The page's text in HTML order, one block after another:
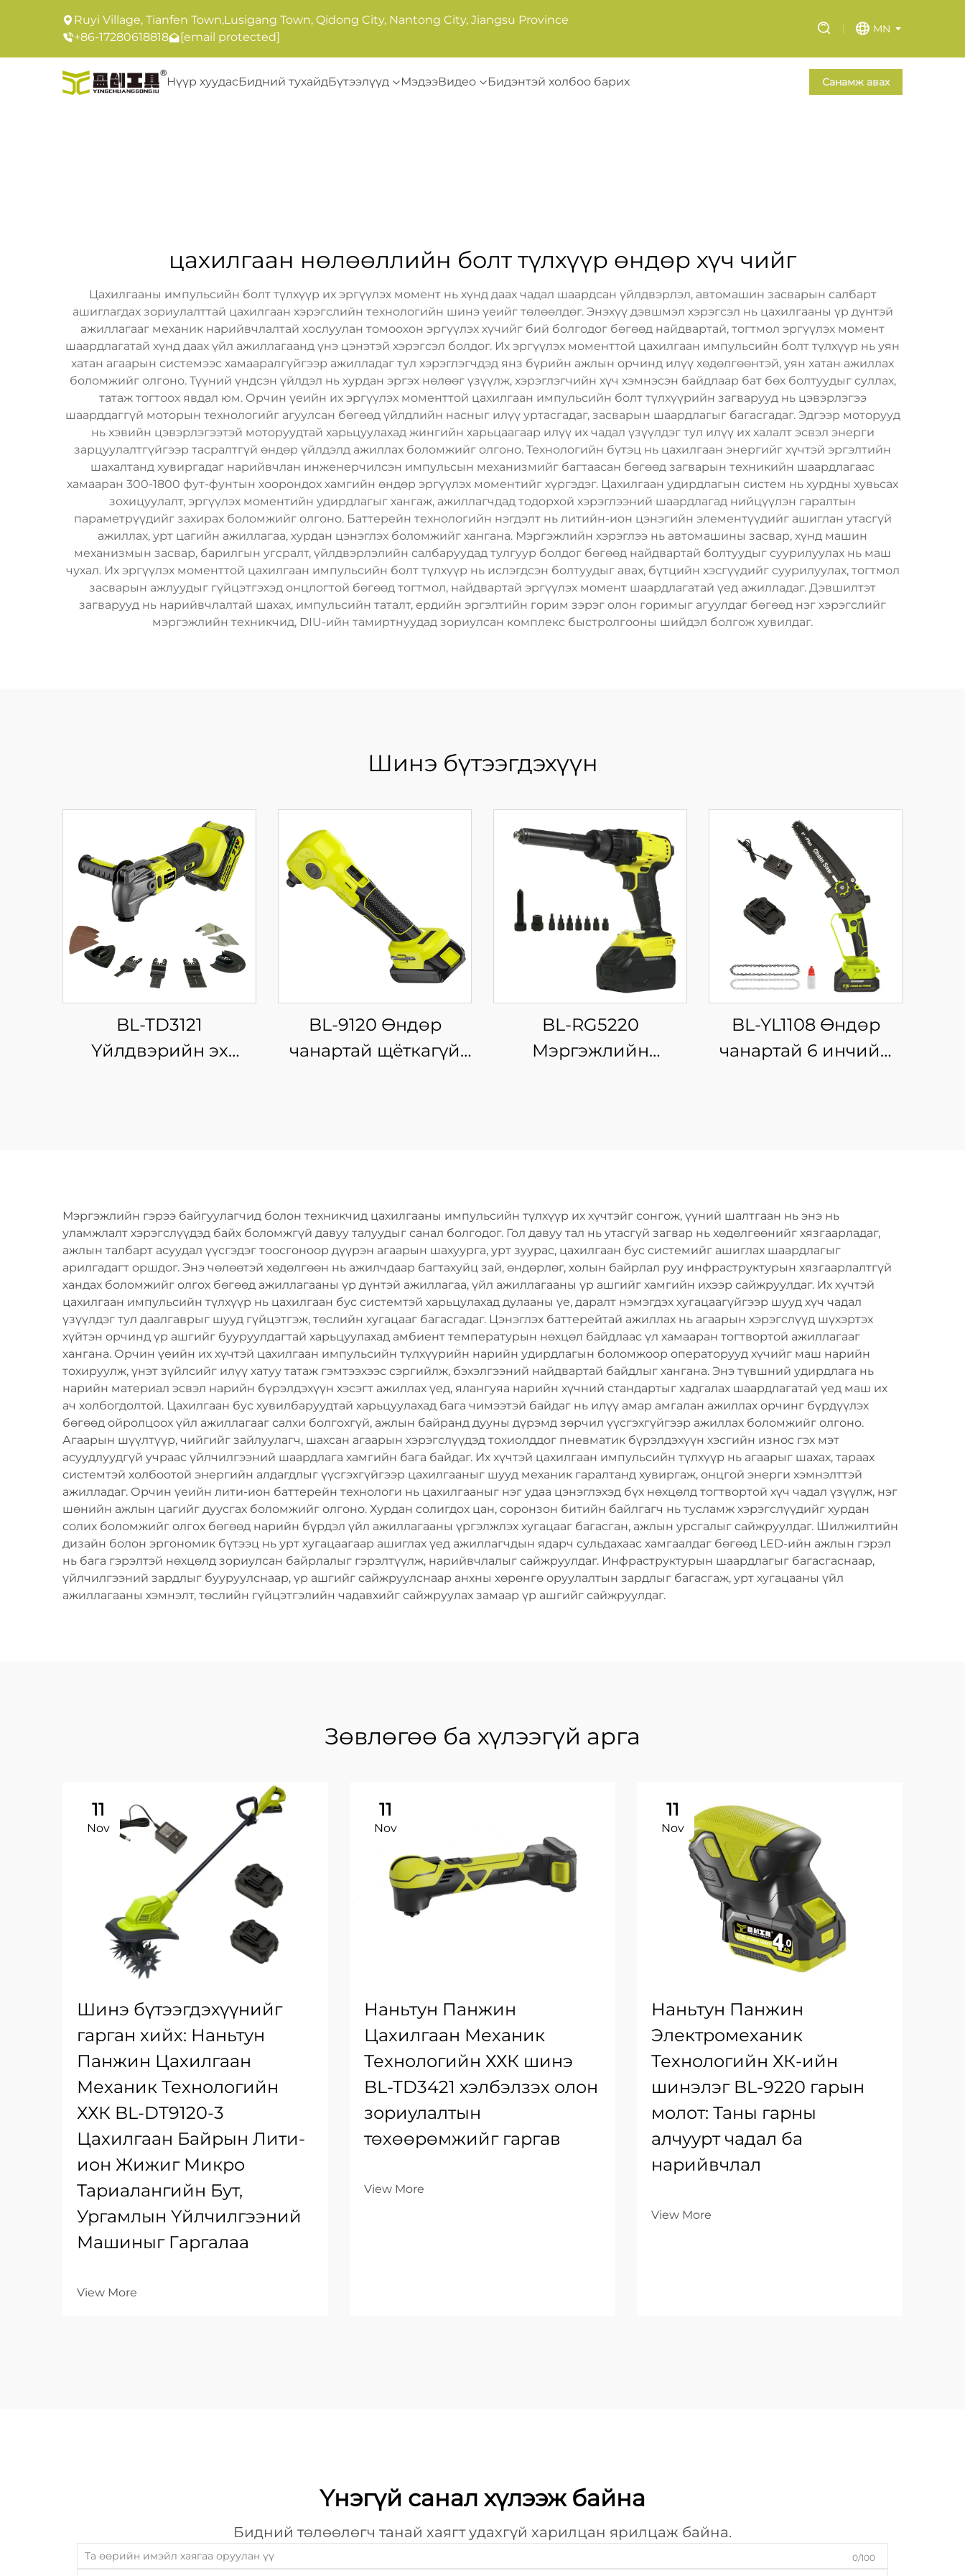
Ruyi Village, Tianfen Town,Lusigang Town, Qidong City, Nantong City, Jiangsu Province
+86-17280618818
[email protected]
MN
Нүүр хуудасБидний тухайдБүтээлүүд МэдээВидео Бидэнтэй холбоо барих Санамж авах
цахилгаан нөлөөллийн болт түлхүүр өндөр хүч чийг
Цахилгааны импульсийн болт түлхүүр их эргүүлэх момент нь хүнд даах чадал шаардсан үйлдвэрлэл, автомашин засварын салбарт
ашиглагдах зориулалттай цахилгаан хэрэгслийн технологийн шинэ үеийг төлөөлдөг. Энэхүү дэвшмэл хэрэгсэл нь цахилгааны үр дүнтэй
ажиллагааг механик нарийвчлалтай хослуулан томоохон эргүүлэх хүчийг бий болгодог бөгөөд найдвартай, тогтмол эргүүлэх момент
шаардлагатай хүнд даах үйл ажиллагаанд үнэ цэнэтэй хэрэгсэл болдог. Их эргүүлэх моменттой цахилгаан импульсийн болт түлхүүр нь уян
хатан агаарын системээс хамааралгүйгээр ажилладаг тул хэрэглэгчдэд янз бүрийн ажлын орчинд илүү хөдөлгөөнтэй, уян хатан ажиллах
боломжийг олгоно. Түүний үндсэн үйлдэл нь хурдан эргэх нөлөөг үзүүлж, хэрэглэгчийн хүч хэмнэсэн байдлаар бат бөх болтуудыг суллах,
татаж тогтоох явдал юм. Орчин үеийн их эргүүлэх моменттой цахилгаан импульсийн болт түлхүүрийн загварууд нь цэвэрлэгээ
шаарддаггүй моторын технологийг агуулсан бөгөөд үйлдлийн насныг илүү уртасгадаг, засварын шаардлагыг багасгадаг. Эдгээр моторууд
нь хэвийн цэвэрлэгээтэй моторуудтай харьцуулахад жингийн харьцаагаар илүү их чадал үзүүлдэг тул илүү их халалт эсвэл энерги
зарцуулалтгүйгээр тасралтгүй өндөр үйлдэлд ажиллах боломжийг олгоно. Технологийн бүтэц нь цахилгаан энергийг хүчтэй эргэлтийн
шахалтанд хувиргадаг нарийвчлан инженерчилсэн импульсын механизмийг багтаасан бөгөөд загварын техникийн шаардлагаас
хамааран 300-1800 фут-фунтын хоорондох хамгийн өндөр эргүүлэх моментийг хүргэдэг. Цахилгаан удирдлагын систем нь хурдны хувьсах
зохицуулалт, эргүүлэх моментийн удирдлагыг хангаж, ажиллагчдад тодорхой хэрэглээний шаардлагад нийцүүлэн гаралтын
параметрүүдийг захирах боломжийг олгоно. Баттерейн технологийн нэгдэлт нь литийн-ион цэнэгийн элементүүдийг ашиглан утасгүй
ажиллах, урт цагийн ажиллагаа, хурдан цэнэглэх боломжийг хангана. Мэргэжлийн хэрэглээ нь автомашины засвар, хүнд машин
механизмын засвар, барилгын угсралт, үйлдвэрлэлийн салбаруудад тулгуур болдог бөгөөд найдвартай болтуудыг суурилуулах нь маш
чухал. Их эргүүлэх моменттой цахилгаан импульсийн болт түлхүүр нь ислэгдсэн болтуудыг авах, бүтцийн хэсгүүдийг суурилуулах, тогтмол
засварын ажлуудыг гүйцэтгэхэд онцлогтой бөгөөд тогтмол, найдвартай эргүүлэх момент шаардлагатай үед ажилладаг. Дэвшилтэт
загварууд нь нарийвчлалтай шахах, импульсийн таталт, ердийн эргэлтийн горим зэрэг олон горимыг агуулдаг бөгөөд нэг хэрэгслийг
мэргэжлийн техникчид, DIU-ийн тамиртнуудад зориулсан комплекс быстролгооны шийдэл болгож хувилдаг.
Шинэ бүтээгдэхүүн
BL-TD3121
Үйлдвэрийн эх
олон зориулалтын
хэрэгсэл
BL-9120 Өндөр
чанартай щёткагүй
хэрэгсэл
BL-RG5220
Мэргэжлийн
BL-YL1108 Өндөр
чанартай 6 инчийн
гинжит харуул, OEM
Мэргэжлийн гэрээ байгуулагчид болон техникчид цахилгааны импульсийн түлхүүр их хүчтэйг сонгож, үүний шалтгаан нь энэ нь
уламжлалт хэрэгслүүдэд байх боломжгүй давуу талуудыг санал болгодог. Гол давуу тал нь утасгүй загвар нь хөдөлгөөнийг хязгаарладаг,
ажлын талбарт асуудал үүсгэдэг тоосгоноор дүүрэн агаарын шахуурга, урт зуурас, цахилгаан бус системийг ашиглах шаардлагыг
арилгадагт оршдог. Энэ чөлөөтэй хөдөлгөөн нь ажилчдаар багтахуйц зай, өндөрлөг, холын байрлал руу инфраструктурын хязгаарлалтгүй
хандах боломжийг олгох бөгөөд ажиллагааны үр дүнтэй ажиллагаа, үйл ажиллагааны үр ашгийг хамгийн ихээр сайжруулдаг. Их хүчтэй
цахилгаан импульсийн түлхүүр нь цахилгаан бус системтэй харьцулахад дулааны үе, даралт нэмэгдэх хугацаагүйгээр шууд хүч чадал
үзүүлдэг тул даалгаврыг шууд гүйцэтгэж, төслийн хугацааг багасгадаг. Цэнэглэх баттерейтай ажиллах нь агаарын хэрэгслүүд шүхэртэх
хүйтэн орчинд үр ашгийг бууруулдагтай харьцуулахад амбиент температурын нөхцөл байдлаас үл хамааран тогтвортой ажиллагааг
хангана. Орчин үеийн их хүчтэй цахилгаан импульсийн түлхүүрийн нарийн удирдлагын боломжоор операторууд хүчийг маш нарийн
тохируулж, үнэт зүйлсийг илүү хатуу татаж гэмтээхээс сэргийлж, бэхэлгээний найдвартай байдлыг хангана. Энэ түвшний удирдлага нь
нарийн материал эсвэл нарийн бүрэлдэхүүн хэсэгт ажиллах үед, ялангуяа нарийн хүчний стандартыг хадгалах шаардлагатай үед маш их
ач холбогдолтой. Цахилгаан бус хувилбаруудтай харьцуулахад бага чимээтэй байдаг нь илүү амар амгалан ажиллах орчинг бүрдүүлэх
бөгөөд ойролцоох үйл ажиллагааг салхи болгохгүй, ажлын байранд дууны дүрэмд зөрчил үүсгэхгүйгээр ажиллах боломжийг олгоно.
Агаарын шүүлтүүр, чийгийг зайлуулагч, шахсан агаарын хэрэгслүүдэд тохиолддог пневматик бүрэлдэхүүн хэсгийн износ гэх мэт
асуудлуудгүй учраас үйлчилгээний шаардлага хамгийн бага байдаг. Их хүчтэй цахилгаан импульсийн түлхүүр нь агаарыг шахах, тараах
системтэй холбоотой энергийн алдагдлыг үүсгэхгүйгээр цахилгааныг шууд механик гаралтанд хувиргаж, онцгой энерги хэмнэлттэй
ажилладаг. Орчин үеийн лити-ион баттерейн технологи нь цахилгааныг нэг удаа цэнэглэхэд бүх нөхцөлд тогтвортой хүч чадал үзүүлж, нэг
шөнийн ажлын цагийг дуусгах боломжийг олгоно. Хурдан солигдох цан, соронзон битийн байлгагч нь тусламж хэрэгслүүдийг хурдан
солих боломжийг олгох бөгөөд нарийн бүрдэл үйл ажиллагааны үргэлжлэх хугацааг багасган, ажлын урсгалыг сайжруулдаг. Шилжилтийн
дизайн болон эргономик бүтээц нь урт хугацаагаар ашиглах үед ажиллагчдын ядарч сульдахаас хамгаалдаг бөгөөд LED-ийн ажлын гэрэл
нь бага гэрэлтэй нөхцөлд зориулсан байрлалыг гэрэлтүүлж, нарийвчлалыг сайжруулдаг. Инфраструктурын шаардлагыг багасгаснаар,
үйлчилгээний зардлыг бууруулснаар, үр ашгийг сайжруулснаар анхны хөрөнгө оруулалтын зардлыг багасгаж, урт хугацааны үйл
ажиллагааны хэмнэлт, төслийн гүйцэтгэлийн чадавхийг сайжруулах замаар үр ашгийг сайжруулдаг.
Зөвлөгөө ба хүлээгүй арга
11
Nov
Шинэ бүтээгдэхүүнийг
гарган хийх: Наньтун
Панжин Цахилгаан
Механик Технологийн
ХХК BL-DT9120-3
Цахилгаан Байрын Лити-
ион Жижиг Микро
Тариалангийн Бут,
Ургамлын Үйлчилгээний
Машиныг Гаргалаа
View More
11
Nov
Наньтун Панжин
Цахилгаан Механик
Технологийн ХХК шинэ
BL-TD3421 хэлбэлзэх олон
зориулалтын
төхөөрөмжийг гаргав
View More
11
Nov
Наньтун Панжин
Электромеханик
Технологийн ХК-ийн
шинэлэг BL-9220 гарын
молот: Таны гарны
алчуурт чадал ба
нарийвчлал
View More
Үнэгүй санал хүлээж байна
Бидний төлөөлөгч танай хаягт удахгүй харилцан ярилцаж байна.
0/100